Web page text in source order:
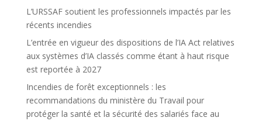
L’URSSAF soutient les professionnels impactés par les
récents incendies
L’entrée en vigueur des dispositions de l’IA Act relatives
aux systèmes d’IA classés comme étant à haut risque
est reportée à 2027
Incendies de forêt exceptionnels : les
recommandations du ministère du Travail pour
protéger la santé et la sécurité des salariés face au